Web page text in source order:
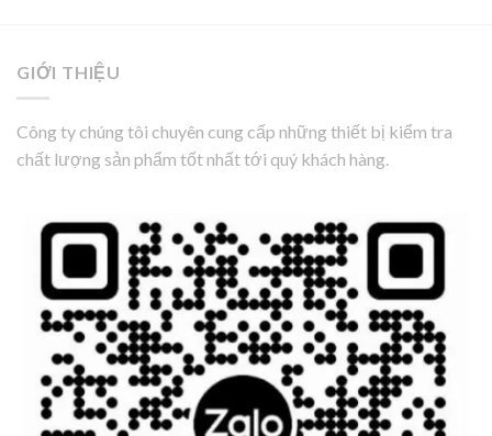
GIỚI THIỆU
Công ty chúng tôi chuyên cung cấp những thiết bị kiểm tra
chất lượng sản phẩm tốt nhất tới quý khách hàng.